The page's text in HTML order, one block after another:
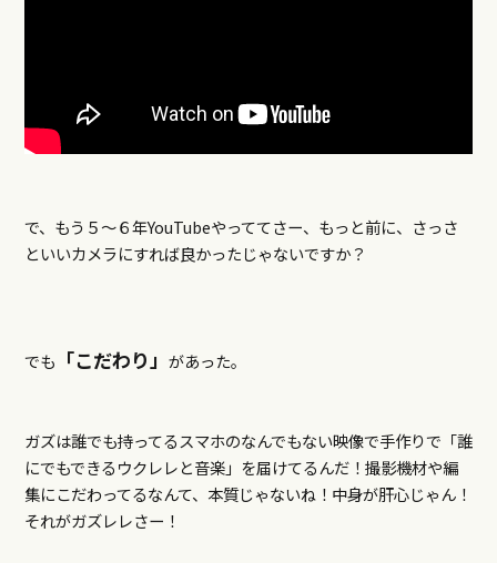
で、もう５～６年YouTubeやっててさー、もっと前に、さっさ
といいカメラにすれば良かったじゃないですか？
でも 「こだわり」 があった。
ガズは誰でも持ってるスマホのなんでもない映像で手作りで「誰
にでもできるウクレレと音楽」を届けてるんだ！撮影機材や編
集にこだわってるなんて、本質じゃないね！中身が肝心じゃん！
それがガズレレさー！